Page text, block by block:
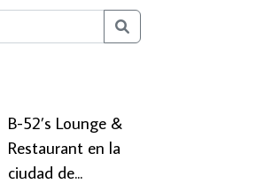
B-52’s Lounge &
Restaurant en la
ciudad de...